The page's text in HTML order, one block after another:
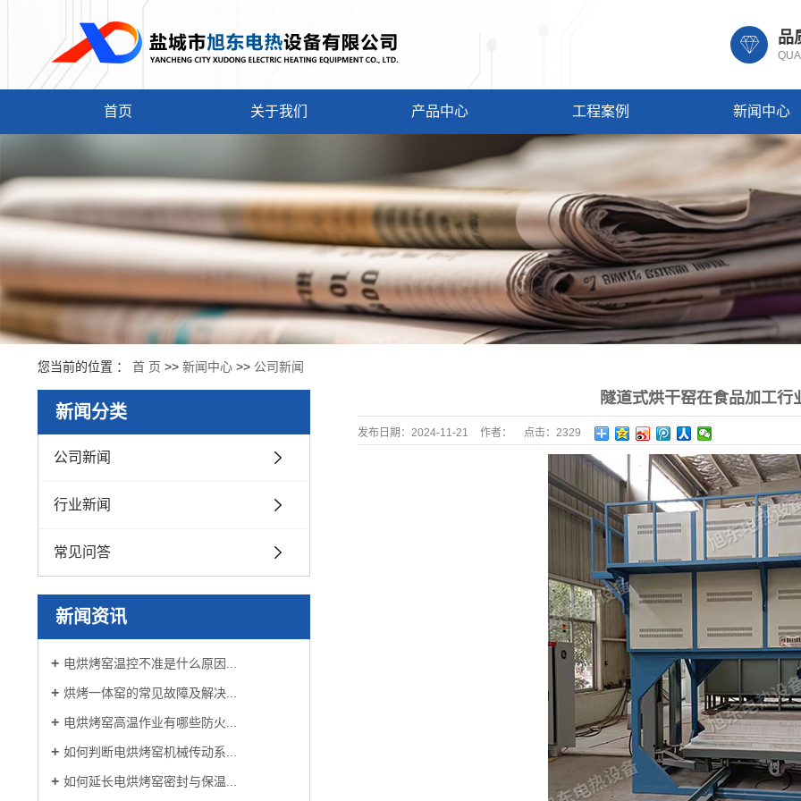
品
首页 关于我们 产品中心 工程案例 新闻中心
您当前的位置 ： 首 页 >> 新闻中心 >> 公司新闻
新闻分类
公司新闻
行业新闻
常见问答
新闻资讯
电烘烤窑温控不准是什么原因...
烘烤一体窑的常见故障及解决...
电烘烤窑高温作业有哪些防火...
如何判断电烘烤窑机械传动系...
如何延长电烘烤窑密封与保温...
隧道式烘干窑在食品加工行
发布日期： 2024-11-21 作者： 点击： 2329